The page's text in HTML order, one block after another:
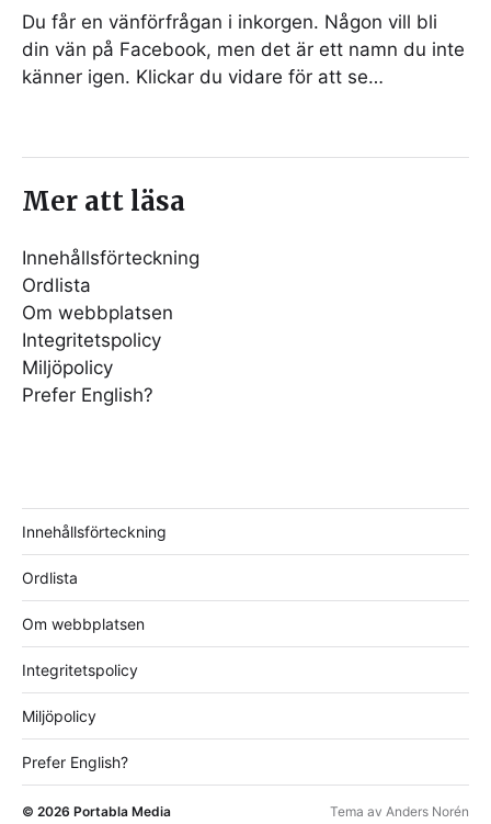
Du får en vänförfrågan i inkorgen. Någon vill bli
din vän på Facebook, men det är ett namn du inte
känner igen. Klickar du vidare för att se…
Mer att läsa
Innehållsförteckning
Ordlista
Om webbplatsen
Integritetspolicy
Miljöpolicy
Prefer English?
Innehållsförteckning
Ordlista
Om webbplatsen
Integritetspolicy
Miljöpolicy
Prefer English?
© 2026 Portabla Media Tema av Anders Norén